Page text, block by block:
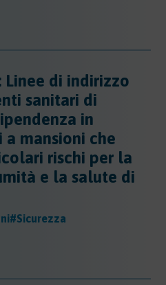
VAS
Acustico
Unica Ambientale
Linee di indirizzo
sanitari di
in
mansioni che
rischi per la
e la salute di
#Sicurezza